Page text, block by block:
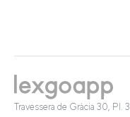
Travessera de Gràcia 30, Pl. 3